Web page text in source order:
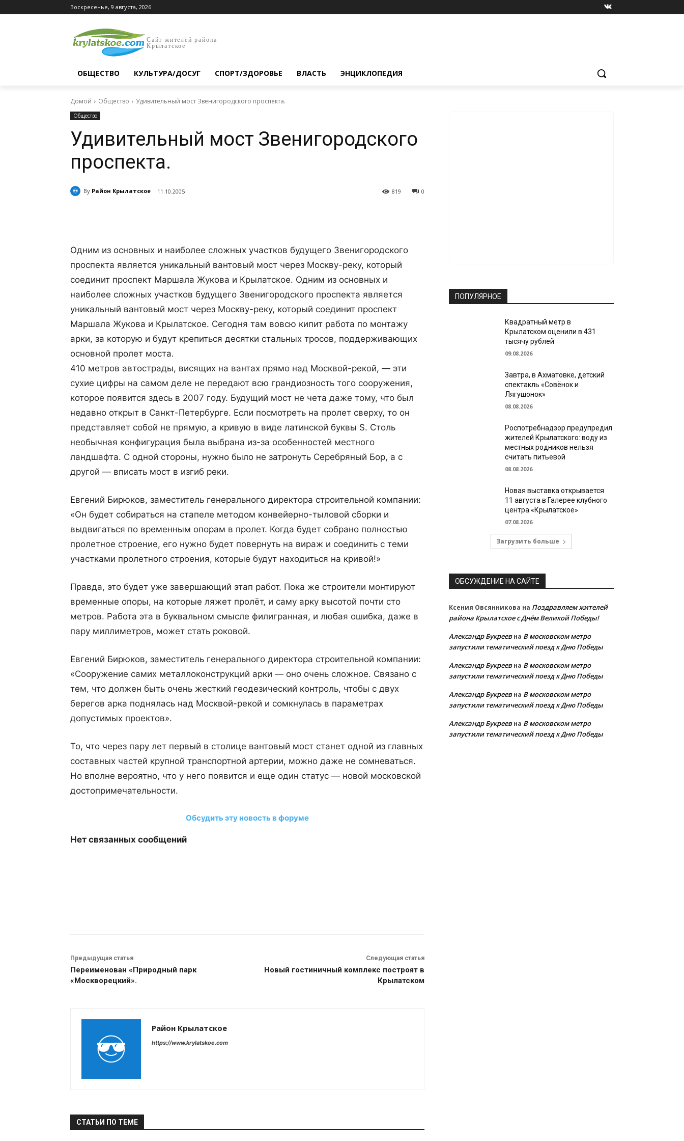
Воскресенье, 9 августа, 2026
Сайт жителей района
Крылатское
ОБЩЕСТВО КУЛЬТУРА/ДОСУГ СПОРТ/ЗДОРОВЬЕ ВЛАСТЬ ЭНЦИКЛОПЕДИЯ
Домой Общество Удивительный мост Звенигородского проспекта.
Общество
Удивительный мост Звенигородского
проспекта.
By Район Крылатское 11.10.2005 0
819
Одним из основных и наиболее сложных участков будущего Звенигородского
проспекта является уникальный вантовый мост через Москву-реку, который
соединит проспект Маршала Жукова и Крылатское. Одним из основных и
наиболее сложных участков будущего Звенигородского проспекта является
уникальный вантовый мост через Москву-реку, который соединит проспект
Маршала Жукова и Крылатское. Сегодня там вовсю кипит работа по монтажу
арки, за которую и будут крепиться десятки стальных тросов, поддерживающих
основной пролет моста.
410 метров автострады, висящих на вантах прямо над Москвой-рекой, — эти
сухие цифры на самом деле не передают всю грандиозность того сооружения,
которое появится здесь в 2007 году. Будущий мост не чета даже тому, что был
недавно открыт в Санкт-Петербурге. Если посмотреть на пролет сверху, то он
представляет собой не прямую, а кривую в виде латинской буквы S. Столь
необычная конфигурация была выбрана из-за особенностей местного
ландшафта. С одной стороны, нужно было не затронуть Серебряный Бор, а с
другой — вписать мост в изгиб реки.
Евгений Бирюков, заместитель генерального директора строительной компании:
«Он будет собираться на стапеле методом конвейерно-тыловой сборки и
выдвигаться по временным опорам в пролет. Когда будет собрано полностью
пролетное строение, его нужно будет повернуть на вираж и соединить с теми
участками пролетного строения, которые будут находиться на кривой!»
Правда, это будет уже завершающий этап работ. Пока же строители монтируют
временные опоры, на которые ляжет пролёт, и саму арку высотой почти сто
метров. Работа эта в буквальном смысле филигранная, и любая ошибка, даже в
пару миллиметров, может стать роковой.
Евгений Бирюков, заместитель генерального директора строительной компании:
«Сооружение самих металлоконструкций арки — оно очень сложное. Связано с
тем, что должен быть очень жесткий геодезический контроль, чтобы с двух
берегов арка поднялась над Москвой-рекой и сомкнулась в параметрах
допустимых проектов».
То, что через пару лет первый в столице вантовый мост станет одной из главных
составных частей крупной транспортной артерии, можно даже не сомневаться.
Но вполне вероятно, что у него появится и еще один статус — новой московской
достопримечательности.
Обсудить эту новость в форуме
Нет связанных сообщений
Предыдущая статья
Переименован «Природный парк
«Москворецкий».
Следующая статья
Новый гостиничный комплекс построят в
Крылатском
Район Крылатское
https://www.krylatskoe.com
СТАТЬИ ПО ТЕМЕ
ПОПУЛЯРНОЕ
Квадратный метр в
Крылатском оценили в 431
тысячу рублей
09.08.2026
Завтра, в Ахматовке, детский
спектакль «Совёнок и
Лягушонок»
08.08.2026
Роспотребнадзор предупредил
жителей Крылатского: воду из
местных родников нельзя
считать питьевой
08.08.2026
Новая выставка открывается
11 августа в Галерее клубного
центра «Крылатское»
07.08.2026
Загрузить больше
ОБСУЖДЕНИЕ НА САЙТЕ
Ксения Овсянникова на Поздравляем жителей
района Крылатское с Днём Великой Победы!
Александр Букреевна В московском метро
запустили тематический поезд к Дню Победы
Александр Букреевна В московском метро
запустили тематический поезд к Дню Победы
Александр Букреевна В московском метро
запустили тематический поезд к Дню Победы
Александр Букреевна В московском метро
запустили тематический поезд к Дню Победы